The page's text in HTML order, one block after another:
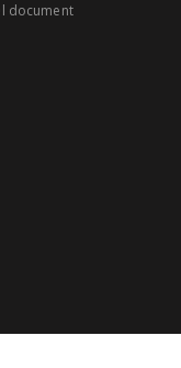
document